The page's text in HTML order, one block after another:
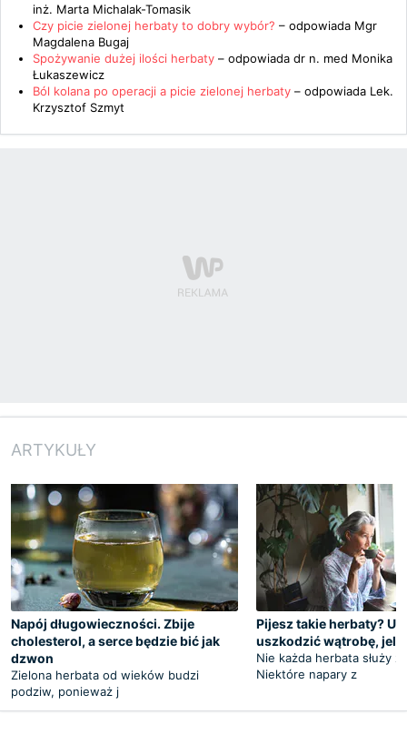
inż. Marta Michalak-Tomasik
Czy picie zielonej herbaty to dobry wybór? – odpowiada Mgr
Magdalena Bugaj
Spożywanie dużej ilości herbaty – odpowiada dr n. med Monika
Łukaszewicz
Ból kolana po operacji a picie zielonej herbaty – odpowiada Lek.
Krzysztof Szmyt
ARTYKUŁY
Napój długowieczności. Zbije
cholesterol, a serce będzie bić jak
dzwon
Zielona herbata od wieków budzi
podziw, ponieważ j
Pijesz takie herbaty?
uszkodzić wątrobę,
Nie każda herbata służy
Niektóre napary z